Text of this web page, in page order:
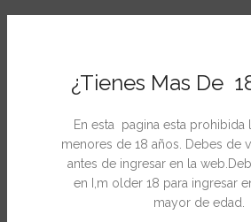
¿Tienes Mas De
En esta pagina esta prohibida
menores de 18 años. Debes de
antes de ingresar en la
en I,m older 18 para ingresar
mayor de edad.
Sabor: dulce / suave
Duración de la floración: 8 – 10 semanas
Variedad “white”: Sí
Medicinal: Sí
Feminizada:Sí